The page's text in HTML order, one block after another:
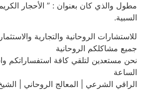
مطول والذي كان بعنوان : ” الأحجار
السبية.
للاستشارات الروحانية والتجارية
جميع مشاكلكم الروحانية
نحن مستعدين لتلقي كافة استفساراتكم
الساعة
الراقي الشرعي | المعالج الروحاني |